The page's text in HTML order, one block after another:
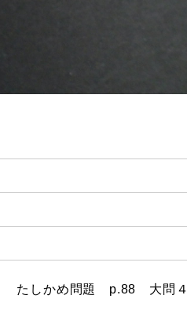
たしかめ問題 p.88 大問４